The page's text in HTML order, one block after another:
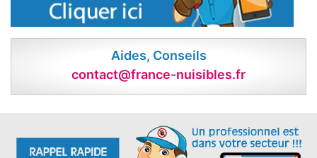
Aides, Conseils
contact@france-nuisibles.fr